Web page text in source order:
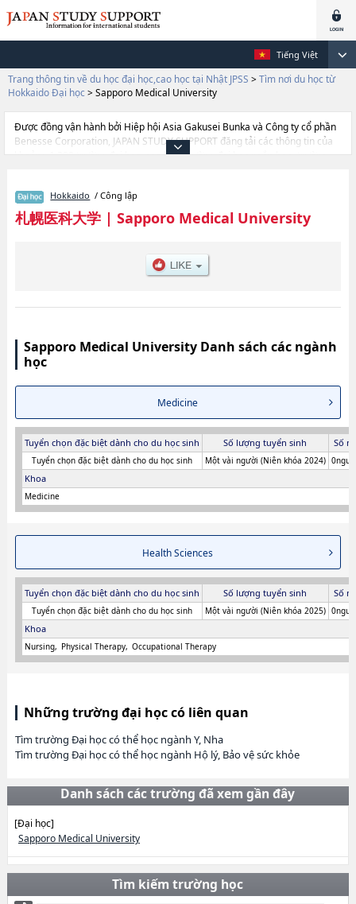
Tiếng Việt
Trang thông tin về du học đại học,cao học tại Nhật JPSS > Tìm nơi du học từ
Hokkaido Đại học > Sapporo Medical University
Được đồng vận hành bởi Hiệp hội Asia Gakusei Bunka và Công ty cổ phần
Benesse Corporation, JAPAN STUDY SUPPORT đăng tải các thông tin của
khoảng 1.300 trường đại học, cao học, trường đại học ngắn hạn, trường
thông tin cần thiết dành cho du học sinh, như là về các Ngành
MedicinehoặcNgành Health Sciences, thông tin về từng ngành học, thông
tin liên quan đến thi tuyển như số lượng tuyển sinh, số lượng trúng tuyển,
Hokkaido / Công lập
札幌医科大学| Sapporo Medical University
Sapporo Medical University Danh sách các ngành
học
Medicine
Tuyển chọn đặc biệt dành cho du học sinh Số lượng tuyển sinh Số
Tuyển chọn đặc biệt dành cho du học sinh Một vài người (Niên khóa 2024)
Khoa
Medicine
Health Sciences
Tuyển chọn đặc biệt dành cho du học sinh Số lượng tuyển sinh Số
Tuyển chọn đặc biệt dành cho du học sinh Một vài người (Niên khóa 2025)
Khoa
Nursing Physical Therapy Occupational Therapy
Những trường đại học có liên quan
Tìm trường Đại học có thể học ngành Y, Nha
Tìm trường Đại học có thể học ngành Hộ lý, Bảo vệ sức khỏe
Danh sách các trường đã xem gần đây
[Đại học]
Sapporo Medical University
Tìm kiếm trường học